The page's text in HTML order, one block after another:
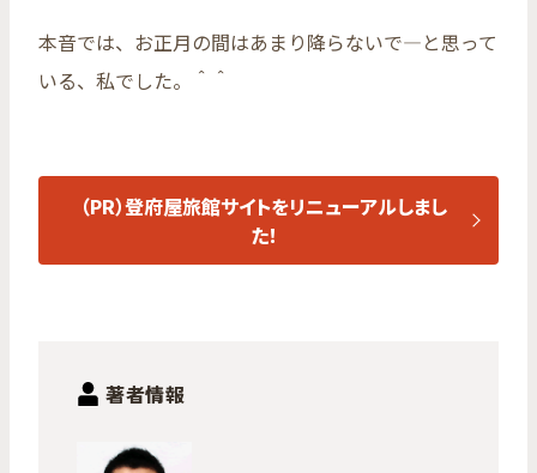
本音では、お正月の間はあまり降らないで―と思って
いる、私でした。＾＾
（PR）登府屋旅館サイトをリニューアルしまし
た！
著者情報